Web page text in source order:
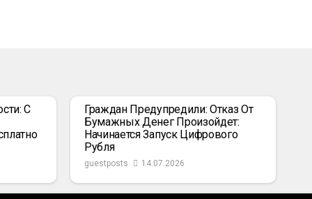
С
Граждан Предупредили: Отказ От
Бумажных Денег Произойдет:
Начинается Запуск Цифрового
Рубля
guestposts 14.07.2026